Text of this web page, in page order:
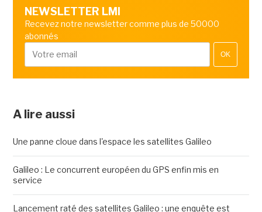
NEWSLETTER LMI
Recevez notre newsletter comme plus de 50000
abonnés
OK
A lire aussi
Une panne cloue dans l'espace les satellites Galileo
Galileo : Le concurrent européen du GPS enfin mis en
service
Lancement raté des satellites Galileo : une enquête est